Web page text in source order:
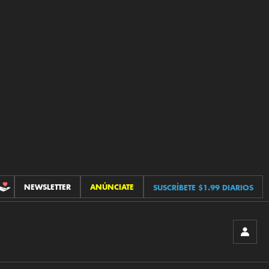
CONTRIBUCIONES
NEWSLETTER ANÚNCIATE SUSCRÍBETE $1.99 DIARIOS